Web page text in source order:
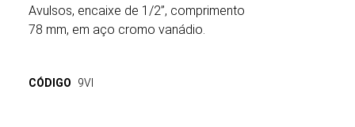
Avulsos, encaixe de 1/2”, comprimento
78 mm, em aço cromo vanádio.
CÓDIGO 9VI